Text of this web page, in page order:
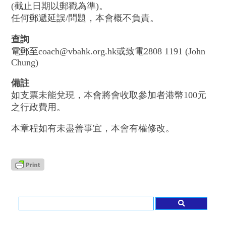
(截止日期以郵戳為準)。
任何郵遞延誤/問題，本會概不負責。
查詢
電郵至coach@vbahk.org.hk或致電2808 1191 (John
Chung)
備註
如支票未能兌現，本會將會收取參加者港幣100元
之行政費用。
本章程如有未盡善事宜，本會有權修改。